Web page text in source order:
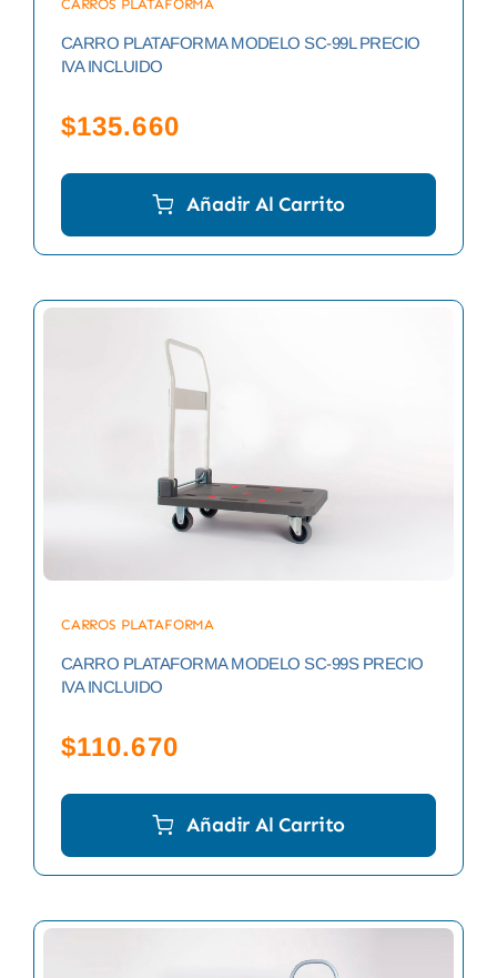
CARROS PLATAFORMA
CARRO PLATAFORMA MODELO SC-99L PRECIO
IVA INCLUIDO
$135.660
Añadir Al Carrito
CARROS PLATAFORMA
CARRO PLATAFORMA MODELO SC-99S PRECIO
IVA INCLUIDO
$110.670
Añadir Al Carrito